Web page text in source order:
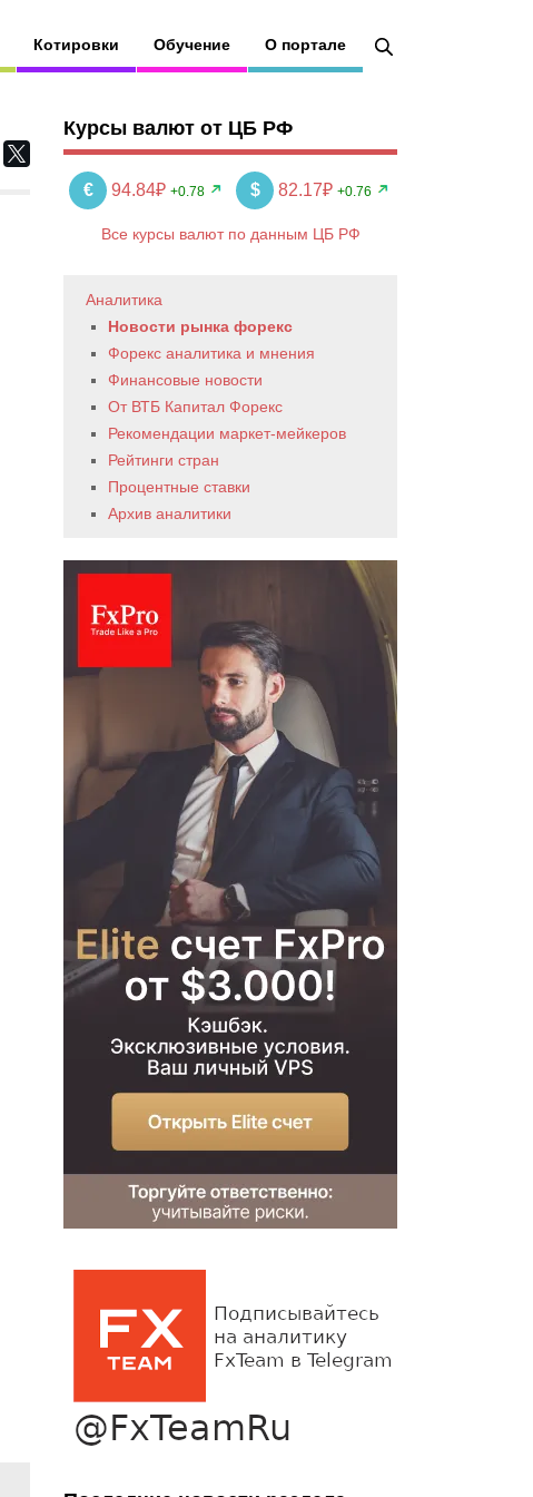
Котировки Обучение О портале
Курсы валют от ЦБ РФ
€ 94.84₽ +0.78 $ 82.17₽ +0.76
Все курсы валют по данным ЦБ РФ
Аналитика
Новости рынка форекс
Форекс аналитика и мнения
Финансовые новости
От ВТБ Капитал Форекс
Рекомендации маркет-мейкеров
Рейтинги стран
Процентные ставки
Архив аналитики